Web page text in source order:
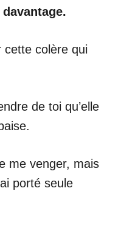
cette colère qui
de toi qu’elle
me venger, mais
porté seule